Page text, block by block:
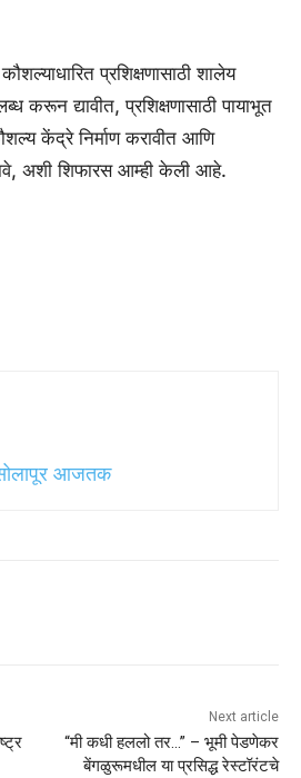
प्रशिक्षणासाठी शालेय
करून द्यावीत, प्रशिक्षणासाठी पायाभूत
केंद्रे निर्माण करावीत आणि
अशी शिफारस आम्ही केली आहे.
आजतक
Next article
“मी कधी हललो तर…” – भूमी पेडणेकर
बेंगळुरूमधील या प्रसिद्ध रेस्टॉरंटचे